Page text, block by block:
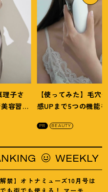
理子さ
容習慣
【使ってみた】毛穴
感UPまで5つの機能
PR BEAUTY
WEEKLY
解禁】オトナミューズ10月号は